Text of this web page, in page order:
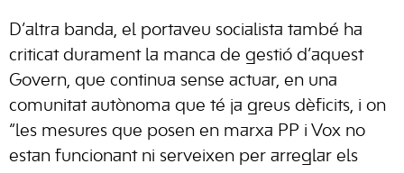
D’altra banda, el portaveu socialista també ha
criticat durament la manca de gestió d’aquest
Govern, que continua sense actuar, en una
comunitat autònoma que té ja greus dèficits, i on
“les mesures que posen en marxa PP i Vox no
estan funcionant ni serveixen per arreglar els